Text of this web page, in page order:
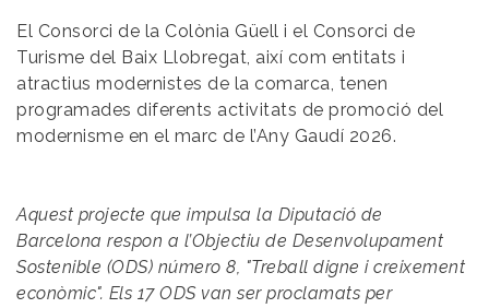
El Consorci de la Colònia Güell i el Consorci de
Turisme del Baix Llobregat, així com entitats i
atractius modernistes de la comarca, tenen
programades diferents activitats de promoció del
modernisme en el marc de l’Any Gaudí 2026.
Aquest projecte que impulsa la Diputació de
Barcelona respon a l’Objectiu de Desenvolupament
Sostenible (ODS) número 8, "Treball digne i creixement
econòmic". Els 17 ODS van ser proclamats per